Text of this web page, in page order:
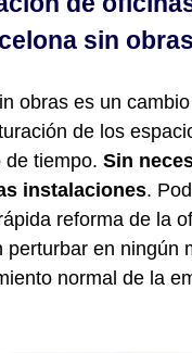
sin obras
obras es un
de los
de tiempo. Sin
instalaciones.
reforma de la
perturbar en ningún
normal de la